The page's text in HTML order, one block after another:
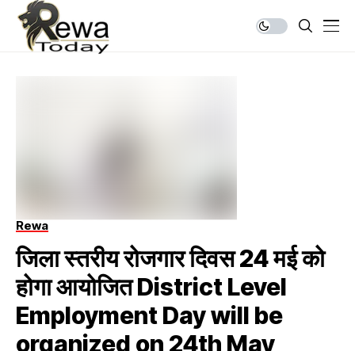
Rewa
जिला स्तरीय रोजगार दिवस 24 मई को
होगा आयोजित District Level
Employment Day will be
organized on 24th May